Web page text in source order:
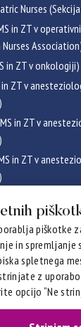
Nurses
in ZT v
in ZT v onkologiji)
in ZT v
MS in ZT v
MS in ZT v
in ZT v pulmologiji)
piškotke
in
spletnega
z
opcijo “Ne